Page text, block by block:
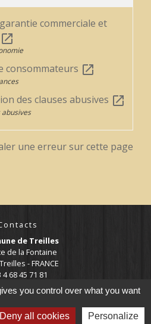
commerciale et
open_in_new
consommateurs open_in_new
des clauses abusives open_in_new
une erreur sur cette page
de Treilles
de la Fontaine
- FRANCE
4 68 45 71 81
par formulaire
you control over what you want
Deny all cookies Personalize